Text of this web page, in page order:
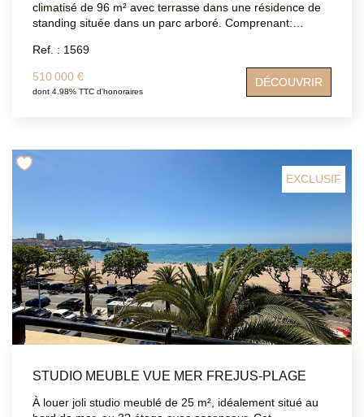
climatisé de 96 m² avec terrasse dans une résidence de
standing située dans un parc arboré. Comprenant:
une salle de bain, une salle d'eau, WC indépendant. Une
place de parking et une cave complètent ce bien.
Appartement à remettre au goût du jour. DPE: C
Contacter: ATRIUMSUD 04 94 83 1996 Bernard Loqués:
: www.georisques.gouv.f
Ref. : 1569
510 000 €
dont 4.98% TTC d'honoraires
DÉCOUVRIR
EXCLUSIF
STUDIO MEUBLE VUE MER FREJUS-PLAGE
À louer joli studio meublé de 25 m², idéalement situé au